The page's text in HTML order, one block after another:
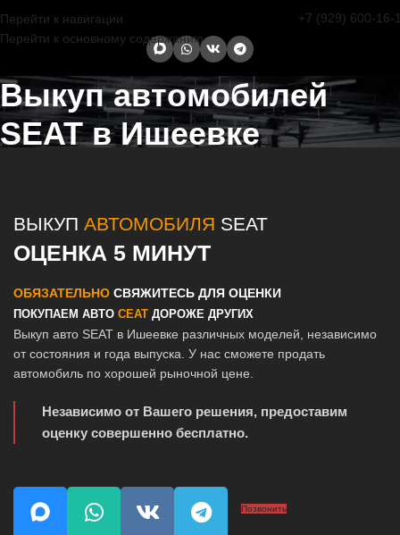
Перейти к навигации
Перейти к основному содержанию
+7 (929) 600-16-
Выкуп автомобилей
SEAT в Ишеевке
ВЫКУП АВТОМОБИЛЯ SEAT
ОЦЕНКА 5 МИНУТ
ОБЯЗАТЕЛЬНО СВЯЖИТЕСЬ ДЛЯ ОЦЕНКИ
ПОКУПАЕМ АВТО СЕАТ ДОРОЖЕ ДРУГИХ
Выкуп авто SEAT в Ишеевке различных моделей, независимо
от состояния и года выпуска. У нас сможете продать
автомобиль по хорошей рыночной цене.
Независимо от Вашего решения, предоставим
оценку совершенно бесплатно.
Позвонить